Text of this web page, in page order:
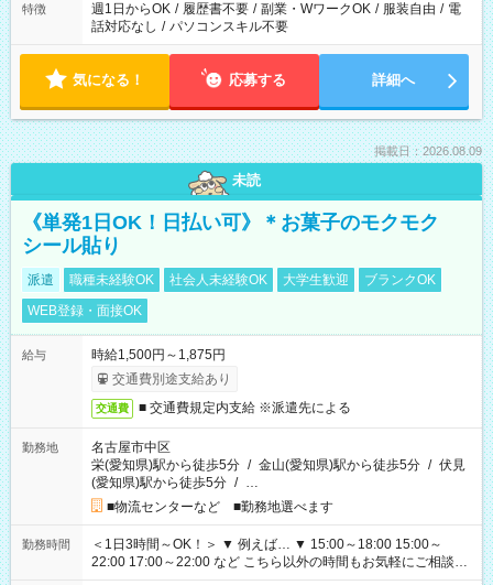
特徴 週1日からOK / 履歴書不要 / 副業・WワークOK / 服装自由 / 電
話対応なし / パソコンスキル不要
気になる！ 応募する 詳細へ
掲載日：2026.08.09
未読
《単発1日OK！日払い可》＊お菓子のモクモク
シール貼り
派遣 職種未経験OK 社会人未経験OK 大学生歓迎
ブランクOK
WEB登録・面接OK
給与
時給1,500円～1,875円
交通費別途支給あり
交通費 ■ 交通費規定内支給 ※派遣先による
勤務地
名古屋市中区
栄(愛知県)駅から徒歩5分 / 金山(愛知県)駅から徒歩5分 / 伏見
(愛知県)駅から徒歩5分 / …
■物流センターなど ■勤務地選べます
勤務時間
＜1日3時間～OK！＞ ▼ 例えば… ▼ 15:00～18:00 15:00～
22:00 17:00～22:00 など こちら以外の時間もお気軽にご相談く
ださい！